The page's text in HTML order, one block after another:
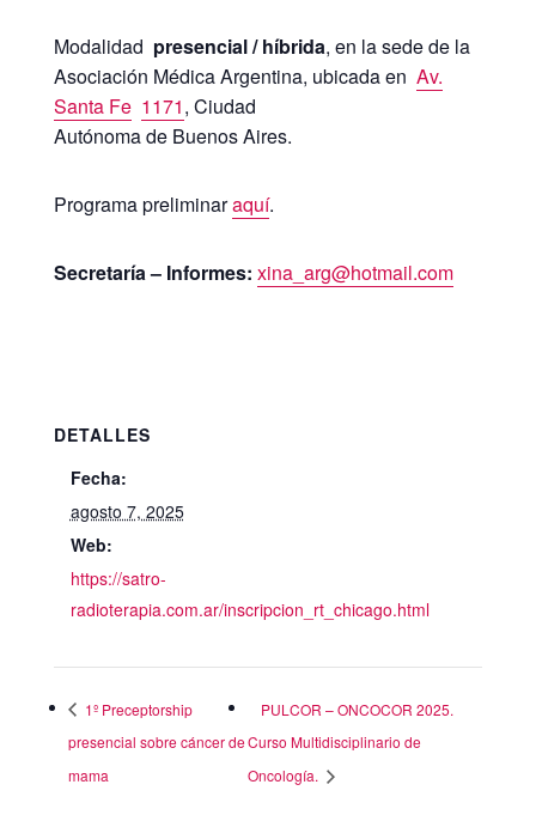
Modalidad presencial / híbrida, en la sede de la
Asociación Médica Argentina, ubicada en Av.
Santa Fe 1171, Ciudad
Autónoma de Buenos Aires.
Programa preliminaraquí.
Secretaría – Informes: xina_arg@hotmail.com
DETALLES
Fecha:
agosto 7, 2025
Web:
https://satro-
radioterapia.com.ar/inscripcion_rt_chicago.html
1º Preceptorship
presencial sobre cáncer de
mama
PULCOR – ONCOCOR 2025.
Curso Multidisciplinario de
Oncología.